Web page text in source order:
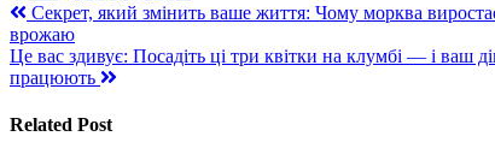
Навигация
по
записям
Секрет, який змінить ваше життя: Чому морква
врожаю
Це вас здивує: Посадіть ці три квітки на клумбі — і ваш
працюють
Related Post